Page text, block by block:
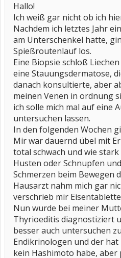
Hallo!
Ich weiß gar nicht ob ich
Nachdem ich letztes Jahr
am Unterschenkel hatte,
Spießroutenlauf los.
Eine Biopsie schloß
eine Stauungsdermatose,
danach konsultierte, aber
meinen Venen in ordnung
ich solle mich mal auf eine
untersuchen lassen.
In den folgenden Wochen
Mir war dauernd übel mit
total schwach und wie
Husten oder Schnupfen
Schmerzen beim Bewegen
Hausarzt nahm mich gar
verschrieb mir
Nun wurde bei meiner
Thyrioeditis diagnostiziert
besser auch untersuchen
Endikrinologen und der
kein Hashimoto habe,